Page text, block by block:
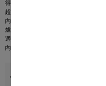
得益於 KMDA 優化的蓋子，具有有針
超熱夾層底座，具有出色的熱量分佈
內部秤讓烹飪更輕鬆
爐腔安全溫度高達 240 °C（不含蓋子
適用於所有煮食爐和烹飪用具類型
內含：1 個爐具，1 個蓋子
優點